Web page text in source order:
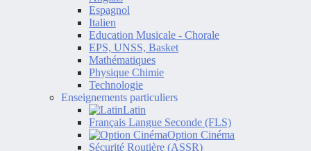
Espagnol
Italien
Education Musicale - Chorale
EPS, UNSS, Basket
Mathématiques
Physique Chimie
Technologie
Enseignements particuliers
Latin
Français Langue Seconde (FLS)
Option Cinéma
Sécurité Routière (ASSR)